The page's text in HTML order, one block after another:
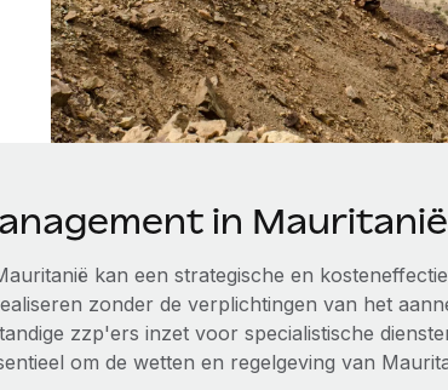
in Mauritanië
kan een strategische en
zonder de verplichtingen van het
zzp'ers inzet voor specialistische
om de wetten en regelgeving van